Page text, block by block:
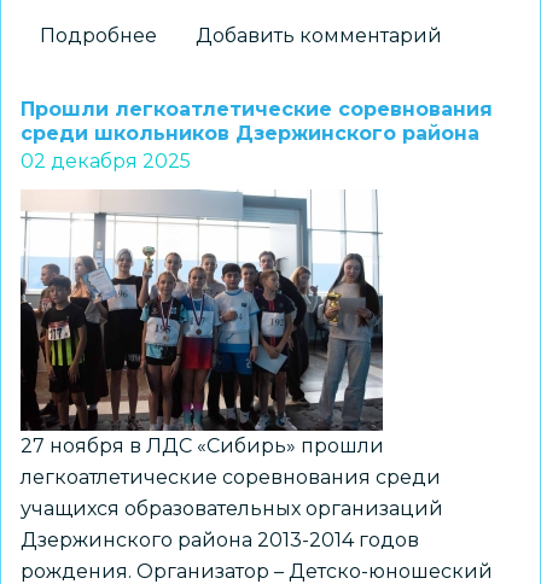
Подробнее
лёгкой
атлетике
на
призы
мастера
спорта
России
В.
В.
Савельевой
Добавить комментарий
Прошли легкоатлетические соревнования
среди школьников Дзержинского района
02 декабря 2025
27 ноября в ЛДС «Сибирь» прошли
легкоатлетические соревнования среди
учащихся образовательных организаций
Дзержинского района 2013-2014 годов
рождения. Организатор – Детско-юношеский